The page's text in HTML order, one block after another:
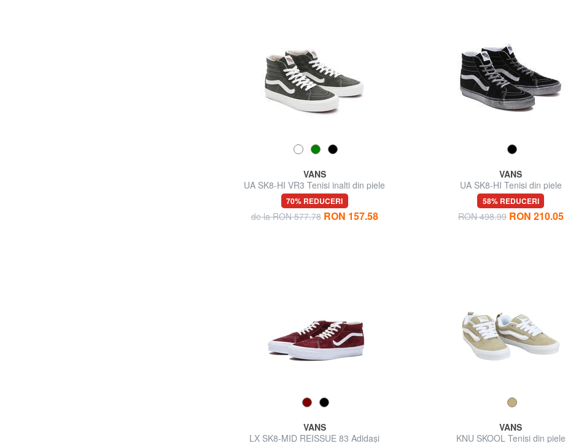
VANS
UA SK8-HI VR3 Tenisi inalti din piele
70% REDUCERI
de la RON 577.78 RON 157.58
VANS
UA SK8-HI Tenisi din piele
58% REDUCERI
RON 498.99 RON 210.05
VANS
LX SK8-MID REISSUE 83 Adidași
VANS
KNU SKOOL Tenisi din piele